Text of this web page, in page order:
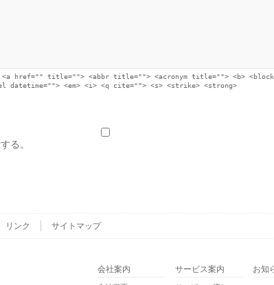
<a href="" title=""> <abbr title=""> <acronym title=""> <b>
datetime=""> <em> <i> <q cite=""> <s> <strike> <strong>
る。
リンク サイトマップ
会社案内 サービス案内 お知